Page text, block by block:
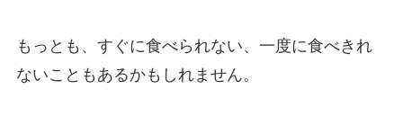
もっとも、すぐに食べられない、一度に食べきれ
ないこともあるかもしれません。